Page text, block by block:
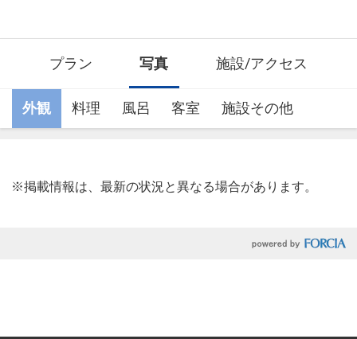
プラン 写真 施設/アクセス
外観 料理 風呂 客室 施設その他
※掲載情報は、最新の状況と異なる場合があります。